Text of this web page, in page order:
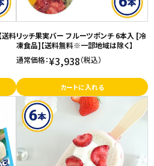
送料リッチ果実バー フルーツポンチ 6本入 [冷
凍食品]【送料無料※一部地域は除く】
通常価格：¥3,938（税込）
カートに入れる